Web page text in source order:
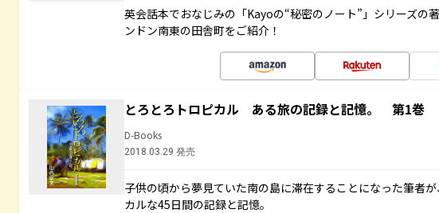
英会話本でおなじみの「Kayoの“秘密のノート”」シリーズの
ンドン南東の田舎町をご紹介！
とろとろトロピカル ある旅の記録と記憶。 第1巻
D-Books
2018.03.29 発売
子供の頃から夢見ていた南の島に滞在することになった筆者
カルな45日間の記録と記憶。